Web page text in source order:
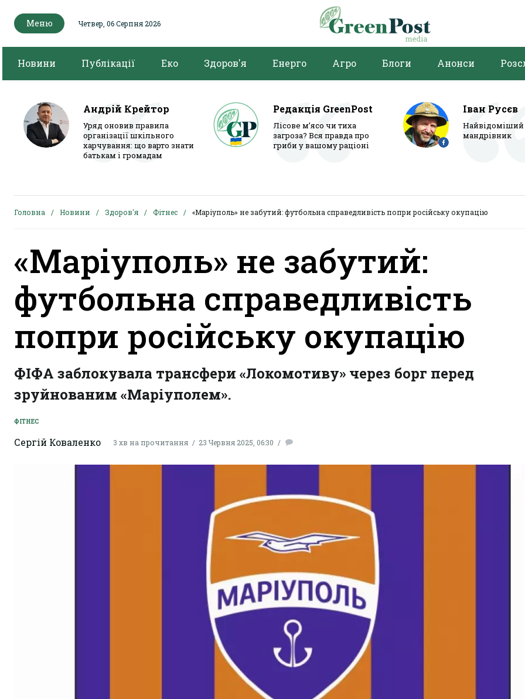
Меню Четвер, 06 Серпня 2026
Новини Публікації Еко Здоров'я Енерго Агро Блоги Анонси
Андрій Крейтор
Уряд оновив правила
організації шкільного
харчування: що варто знати
батькам і громадам
Редакція GreenPost
Лісове м’ясо чи тиха
загроза? Вся правда про
гриби у вашому раціоні
Іван Русєв
Найвідоміший
мандрівник
Головна Новини Здоров'я Фітнес «Маріуполь» не забутий: футбольна справедливість попри російську окупацію
«Маріуполь» не забутий:
футбольна справедливість
попри російську окупацію
ФІФА заблокувала трансфери «Локомотиву» через борг перед
зруйнованим «Маріуполем».
ФІТНЕС
Сергій Коваленко 3 хв на прочитання 23 Червня 2025, 06:30